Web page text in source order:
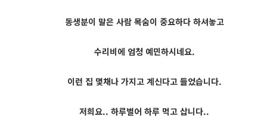
동생분이 말은 사람 목숨이 중요하다 하셔놓고
수리비에 엄청 예민하시네요.
이런 집 몇채나 가지고 계신다고 들었습니다.
저희요.. 하루벌어 하루 먹고 삽니다..